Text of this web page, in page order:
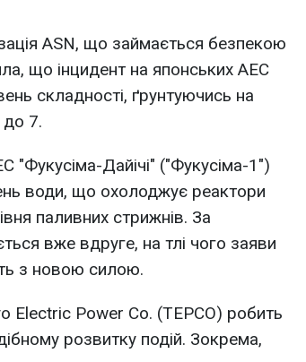
ASN, що займається безпекою
що інцидент на японських АЕС
складності, ґрунтуючись на
до 7.
"Фукусіма-Дайічі" ("Фукусіма-1")
води, що охолоджує реактори
паливних стрижнів. За
вже вдруге, на тлі чого заяви
з новою силою.
Power Co. (TEPCO) робить
розвитку подій. Зокрема,